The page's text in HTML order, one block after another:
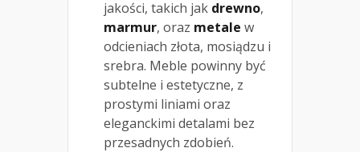
jakości, takich jak drewno,
marmur, oraz metale w
odcieniach złota, mosiądzu i
srebra. Meble powinny być
subtelne i estetyczne, z
prostymi liniami oraz
eleganckimi detalami bez
przesadnych zdobień.